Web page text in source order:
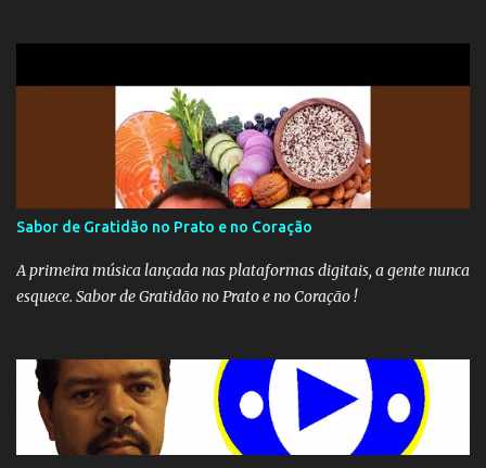
Sabor de Gratidão no Prato e no Coração
A primeira música lançada nas plataformas digitais, a gente nunca
esquece. Sabor de Gratidão no Prato e no Coração !